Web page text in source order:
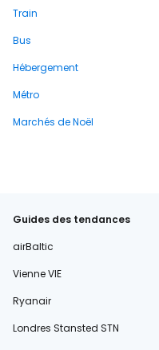
Train
Bus
Hébergement
Métro
Marchés de Noël
Guides des tendances
airBaltic
Vienne VIE
Ryanair
Londres Stansted STN